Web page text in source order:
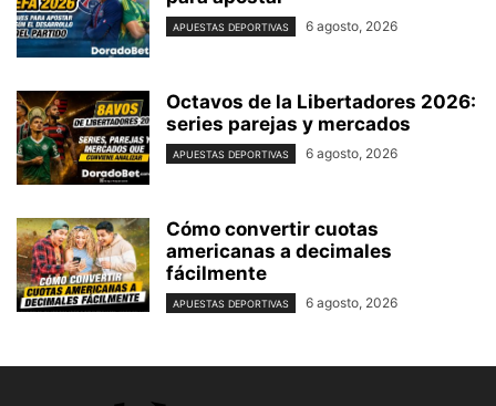
APUESTAS DEPORTIVAS 6 agosto, 2026
Octavos de la Libertadores 2026:
series parejas y mercados
APUESTAS DEPORTIVAS 6 agosto, 2026
Cómo convertir cuotas
americanas a decimales
fácilmente
APUESTAS DEPORTIVAS 6 agosto, 2026